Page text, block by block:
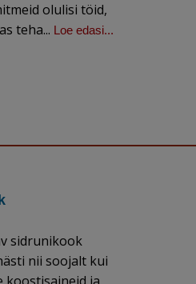
olulisi töid,
teha... Loe edasi...
sidrunikook
nii soojalt kui